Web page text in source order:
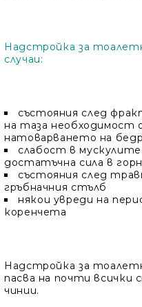
Надстройка за
случаи:
състояния след
на таза необходимост
натоварването на
слабост в
достатъчна сила в
състояния след
гръбначния стълб
някои увреди на
коренчета
Надстройка за
пасва на почти
чинии.